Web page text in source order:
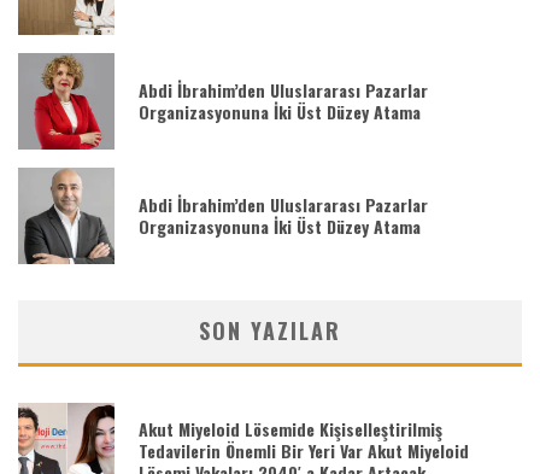
Abdi İbrahim’den Uluslararası Pazarlar
Organizasyonuna İki Üst Düzey Atama
Abdi İbrahim’den Uluslararası Pazarlar
Organizasyonuna İki Üst Düzey Atama
SON YAZILAR
Akut Miyeloid Lösemide Kişiselleştirilmiş
Tedavilerin Önemli Bir Yeri Var Akut Miyeloid